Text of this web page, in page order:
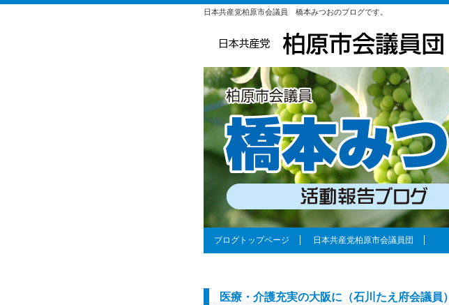
日本共産党柏原市会議員 橋本みつおのブログです。
ブログトップページ 日本共産党柏原市会議員団
医療・介護充実の大阪に（石川たえ府会議員）